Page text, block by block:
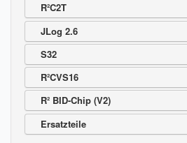
Luftschrauben Finder
Sendungsverfolgung DHL
Sendungsverfolgung DPD
Verfügbarkeitsanzeige
Zahlung und Versand
R²C2T
JLog 2.6
S32
R²CVS16
R² BID-Chip (V2)
Ersatzteile